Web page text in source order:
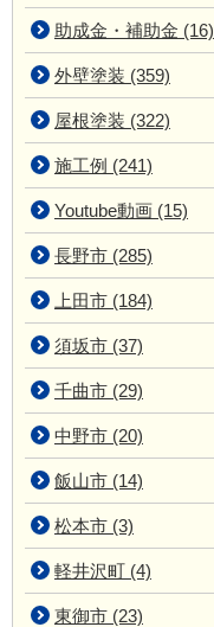
助成金・補助金 (16)
外壁塗装 (359)
屋根塗装 (322)
施工例 (241)
Youtube動画 (15)
長野市 (285)
上田市 (184)
須坂市 (37)
千曲市 (29)
中野市 (20)
飯山市 (14)
松本市 (3)
軽井沢町 (4)
東御市 (23)